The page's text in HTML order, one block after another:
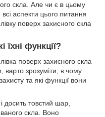
скла. Але чи є в цьому
аспекти цього питання
поверх захисного скла
їхні функції?
поверх захисного скла
зрозуміти, в чому
та які функції вони
досить товстий шар,
скла. Воно